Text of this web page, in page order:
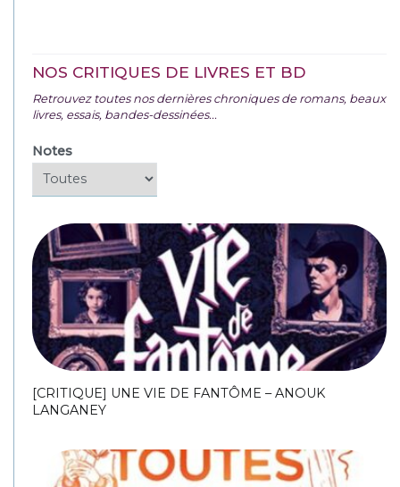
NOS CRITIQUES DE LIVRES ET BD
Retrouvez toutes nos dernières chroniques de romans, beaux
livres, essais, bandes-dessinées...
Notes
[CRITIQUE] UNE VIE DE FANTÔME – ANOUK
LANGANEY